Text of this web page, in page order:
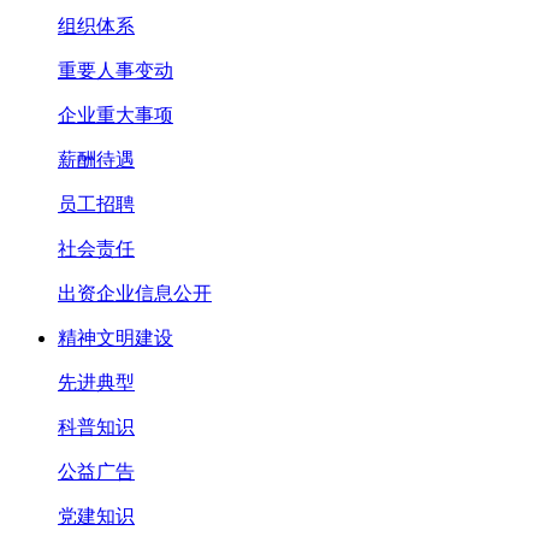
组织体系
重要人事变动
企业重大事项
薪酬待遇
员工招聘
社会责任
出资企业信息公开
精神文明建设
先进典型
科普知识
公益广告
党建知识